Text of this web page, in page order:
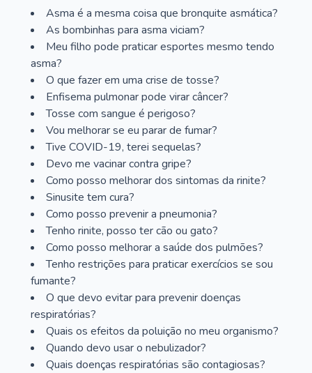
Asma é a mesma coisa que bronquite asmática?
As bombinhas para asma viciam?
Meu filho pode praticar esportes mesmo tendo
asma?
O que fazer em uma crise de tosse?
Enfisema pulmonar pode virar câncer?
Tosse com sangue é perigoso?
Vou melhorar se eu parar de fumar?
Tive COVID-19, terei sequelas?
Devo me vacinar contra gripe?
Como posso melhorar dos sintomas da rinite?
Sinusite tem cura?
Como posso prevenir a pneumonia?
Tenho rinite, posso ter cão ou gato?
Como posso melhorar a saúde dos pulmões?
Tenho restrições para praticar exercícios se sou
fumante?
O que devo evitar para prevenir doenças
respiratórias?
Quais os efeitos da poluição no meu organismo?
Quando devo usar o nebulizador?
Quais doenças respiratórias são contagiosas?